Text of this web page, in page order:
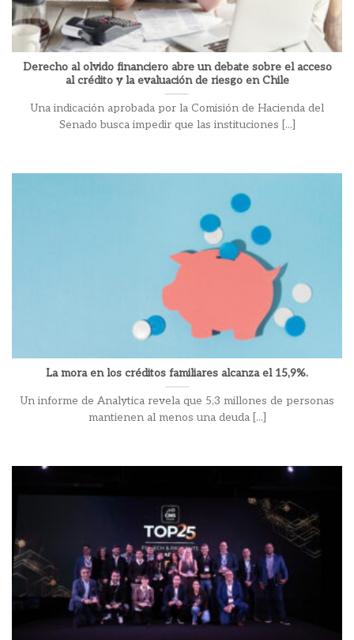
Derecho al olvido financiero abre un debate sobre el acceso
al crédito y la evaluación de riesgo en Chile
Una indicación aprobada por la Comisión de Hacienda del
Senado busca impedir que las instituciones [...]
La mora en los créditos familiares alcanza el 15,9%.
Un informe de Analytica revela que 5,3 millones de personas
mantienen al menos una deuda [...]